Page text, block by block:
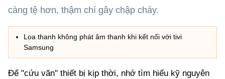
càng tệ hơn, thậm chí gây chập cháy.
Loa thanh không phát âm thanh khi kết nối với tivi
Samsung
Để "cứu vãn" thiết bị kịp thời, nhớ tìm hiểu kỹ nguyên